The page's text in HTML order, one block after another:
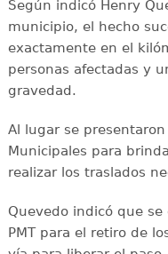
Según indicó Henry
municipio, el hecho
exactamente en el
personas afectadas y
gravedad.
Al lugar se
Municipales para
realizar los traslados
Quevedo indicó que
PMT para el retiro de